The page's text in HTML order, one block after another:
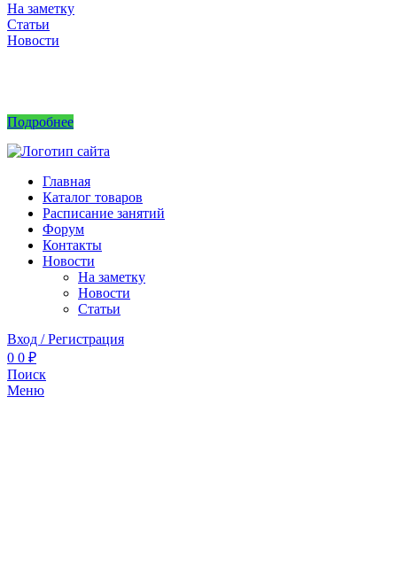
На заметку
Статьи
Новости
Подробнее
Главная
Каталог товаров
Расписание занятий
Форум
Контакты
Новости
На заметку
Новости
Статьи
Вход / Регистрация
0 0 ₽
Поиск
Меню